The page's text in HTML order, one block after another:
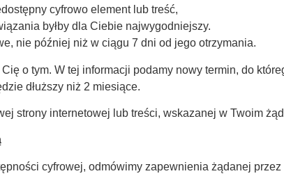
cyfrowo element lub treść,
byłby dla Ciebie najwygodniejszy.
nie później niż w ciągu 7 dni od jego otrzymania.
o tym. W tej informacji podamy nowy termin, do
dłuższy niż 2 miesiące.
strony internetowej lub treści, wskazanej w Twoim
cyfrowej, odmówimy zapewnienia żądanej